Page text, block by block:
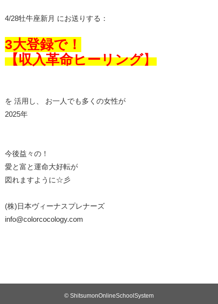
4/28牡牛座新月 にお送りする：
3大登録で！
【収入革命ヒーリング】
を 活用し、 お一人でも多くの女性が
2025年
今後益々の！
愛と富と運命大好転が
図れますように☆彡
(株)日本ヴィーナスプレナーズ
info@colorcocology.com
© ShitsumonOnlineSchoolSystem